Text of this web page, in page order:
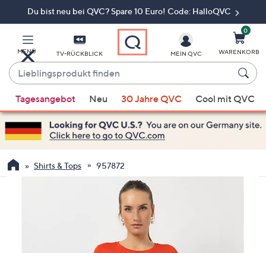
Du bist neu bei QVC? Spare 10 Euro! Code: HalloQVC
MENÜ TV-RÜCKBLICK
Lieblingsprodukt
finden
Vorschläge
verfügbar
sind,
verwenden
Sie
MEIN QVC
0
WARENKORB
Tagesangebot Neu 30 Jahre QVC Cool mit QVC
Shirts & Tops 957872